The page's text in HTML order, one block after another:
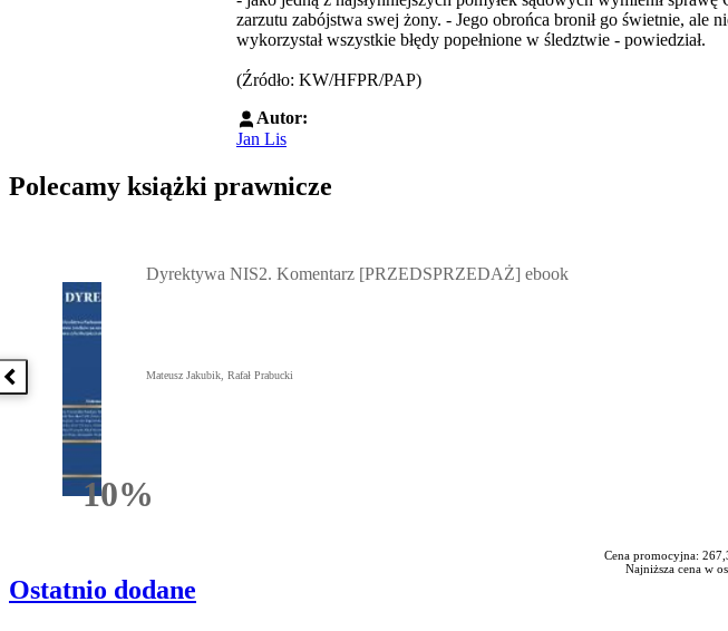
zarzutu zabójstwa swej żony. - Jego obrońca bronił go świetnie, ale
wykorzystał wszystkie błędy popełnione w śledztwie - powiedział.
(Źródło: KW/HFPR/PAP)
Autor:
Jan Lis
Polecamy książki prawnicze
Poprzednia książka
10%Rabatu
Dyrektywa NIS2. Komentarz [PRZEDSPRZEDAŻ] ebook
Mateusz Jakubik, Rafał Prabucki
Cena promocyjna:
Najniższa cena w
Ostatnio dodane